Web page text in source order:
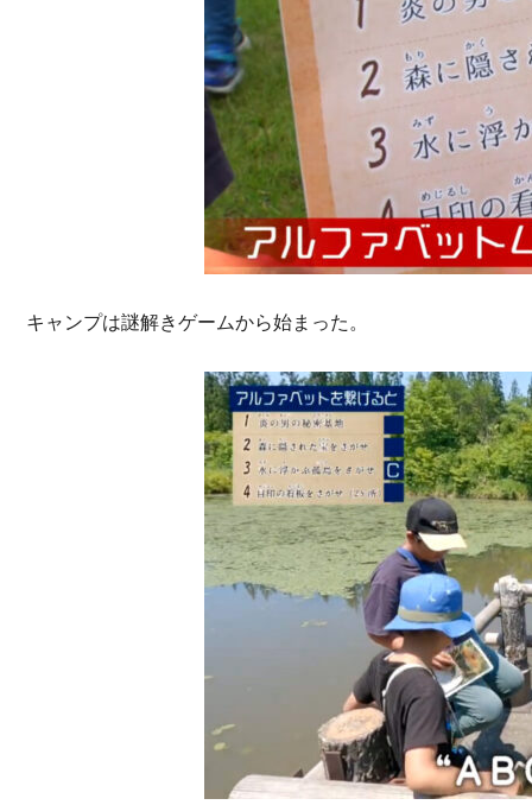
キャンプは謎解きゲームから始まった。